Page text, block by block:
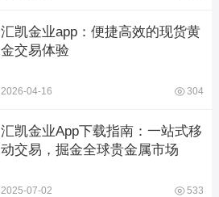
汇凯金业app：便捷高效的现货黄
金交易体验
2026-04-16 304
汇凯金业App下载指南：一站式移
动交易，掘金全球贵金属市场
2025-07-02 533